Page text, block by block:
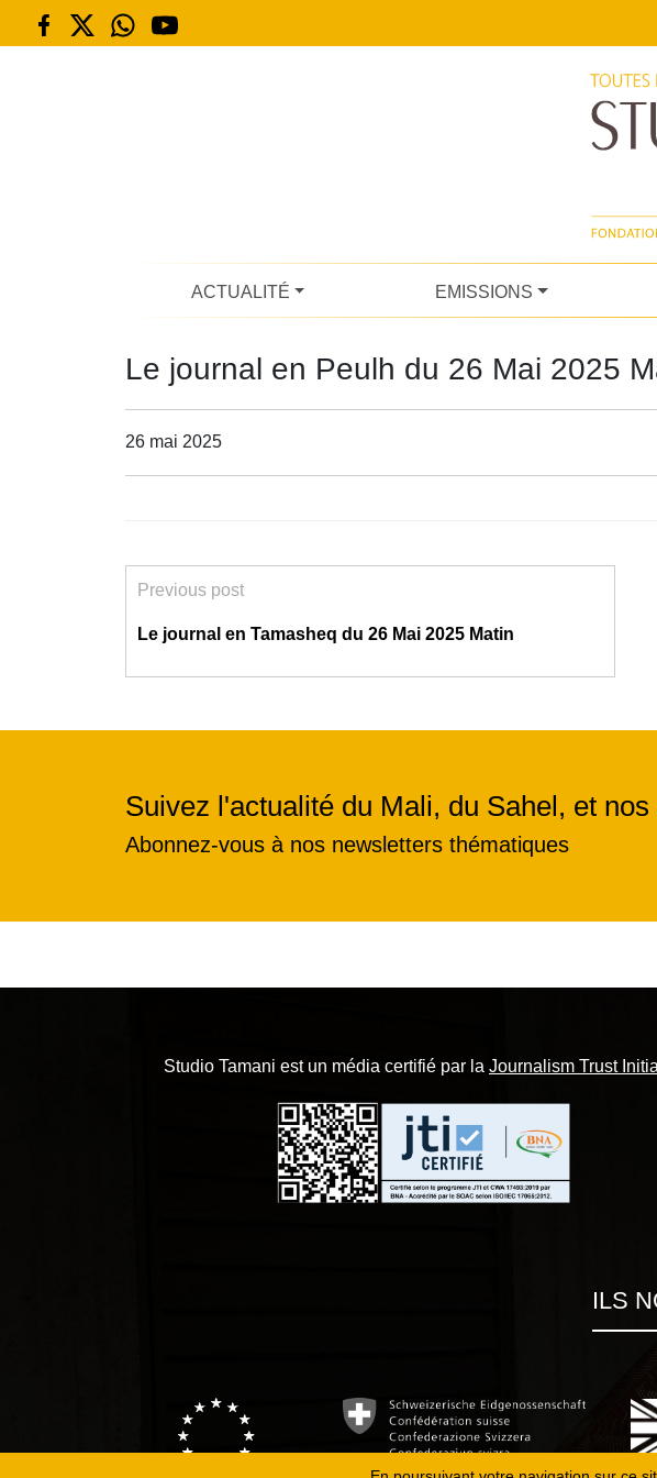
ACTUALITÉ EMISSIONS
Le journal en Peulh du 26 Mai 2025
26 mai 2025
Previous post
Le journal en Tamasheq du 26 Mai 2025 Matin
Suivez l'actualité du Mali, du Sahel, et nos
Abonnez-vous à nos newsletters thématiques
Studio Tamani est un média certifié par la Journalism Trust
ILS